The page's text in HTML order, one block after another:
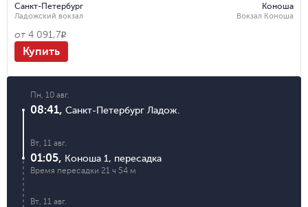
Санкт-Петербург
Ладожский вокзал
Коноша
Вокзал Коноша
от 4 091,7R
Купить
Пн, 10 авг.
08:41, Санкт-Петербург Ладож.
Вт, 11 авг.
01:05, Коноша 1 , пересадка
Время пересадки 21 ч 54 м
Вт, 11 авг.